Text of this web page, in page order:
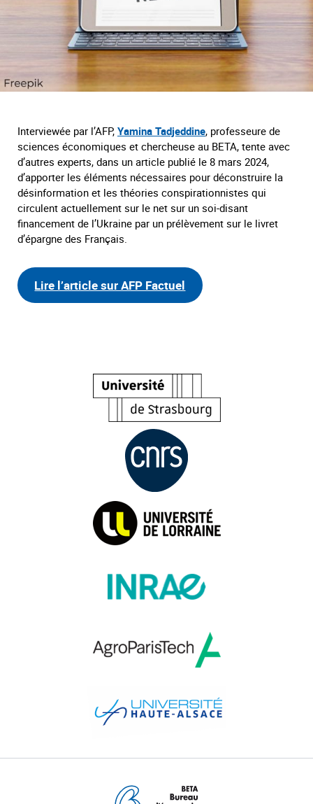
Interviewée par l’AFP, Yamina Tadjeddine, professeure de
sciences économiques et chercheuse au BETA, tente avec
d’autres experts, dans un article publié le 8 mars 2024,
d’apporter les éléments nécessaires pour déconstruire la
désinformation et les théories conspirationnistes qui
circulent actuellement sur le net sur un soi-disant
financement de l’Ukraine par un prélèvement sur le livret
d’épargne des Français.
Lire l’article sur AFP Factuel